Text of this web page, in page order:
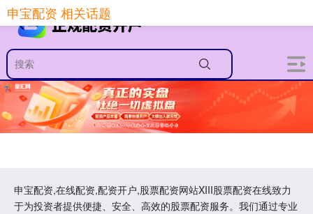
申宝配资,在线配资,配资开户,股票配资网站XIII‌股票配资在线致力
于为投资者提供便捷、安全、高效的股票配资服务。我们通过专业
申宝配资 相关话题